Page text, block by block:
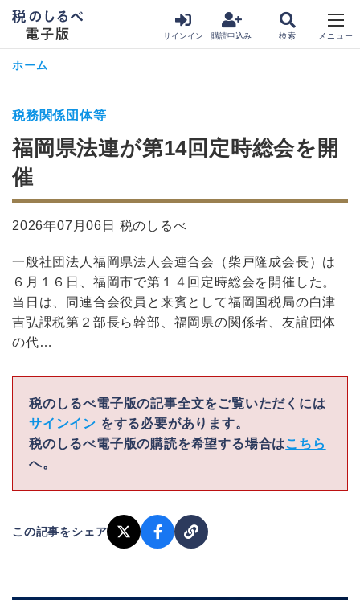
サインイン 購読申込み
ホーム
税務関係団体等
福岡県法連が第14回定時総会を開
催
2026年07月06日 税のしるべ
一般社団法人福岡県法人会連合会（柴戸隆成会長）は
６月１６日、福岡市で第１４回定時総会を開催した。
当日は、同連合会役員と来賓として福岡国税局の白津
吉弘課税第２部長ら幹部、福岡県の関係者、友誼団体
の代…
税のしるべ電子版の記事全文をご覧いただくには
サインイン をする必要があります。
税のしるべ電子版の購読を希望する場合は こちら
へ。
この記事をシェア